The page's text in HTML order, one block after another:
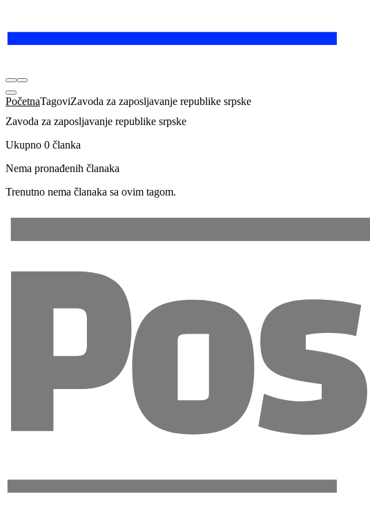
PočetnaTagoviZavoda za zaposljavanje republike srpske
Zavoda za zaposljavanje republike srpske
Ukupno 0 članka
Nema pronađenih članaka
Trenutno nema članaka sa ovim tagom.